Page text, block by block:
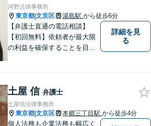
河野法律事務所
東京都|文京区 湯島駅 から徒歩6分
【弁護士直通の電話相談】
【初回無料】依頼者が最大限
の利益を確保することを目指
いさせて頂きます。
詳細を見
る
土屋 信 弁護士
土屋信法律事務所
東京都|文京区 本郷三丁目駅 から徒歩4分
個人法務も企業法務も幅広く